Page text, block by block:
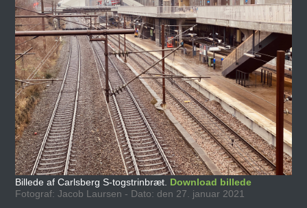
Billede af Carlsberg S-togstrinbræt. Download billede
Fotograf: Jacob Laursen - Dato: den 27. januar 2021